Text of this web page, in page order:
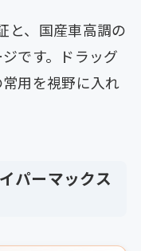
と、国産車高調の
です。ドラッグ
用を視野に入れ
パーマックス